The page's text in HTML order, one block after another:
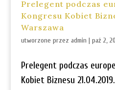
Prelegent podczas
Kongresu Kobiet
Warszawa
utworzone przez admin | paź 2,
Prelegent podczas
Kobiet Biznesu